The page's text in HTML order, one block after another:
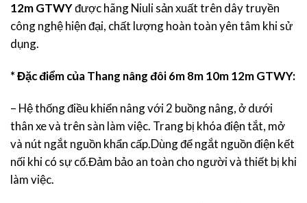
12m GTWYđược hãng Niuli sản xuất trên dây truyền
công nghệ hiện đại, chất lượng hoàn toàn yên tâm khi sử
dụng.
* Đặc điểm của Thang nâng đôi 6m 8m 10m 12m GTWY:
– Hệ thống điều khiển nâng với 2 buồng nâng, ở dưới
thân xe và trên sàn làm việc. Trang bị khóa điện tắt, mở
và nút ngắt nguồn khẩn cấp.Dùng để ngắt nguồn điện kết
nối khi có sự cố.Đảm bảo an toàn cho người và thiết bị khi
làm việc.